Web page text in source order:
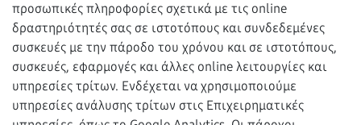
προσωπικές πληροφορίες σχετικά με τις online
δραστηριότητές σας σε ιστοτόπους και συνδεδεμένες
συσκευές με την πάροδο του χρόνου και σε ιστοτόπους,
συσκευές, εφαρμογές και άλλες online λειτουργίες και
υπηρεσίες τρίτων. Ενδέχεται να χρησιμοποιούμε
υπηρεσίες ανάλυσης τρίτων στις Επιχειρηματικές